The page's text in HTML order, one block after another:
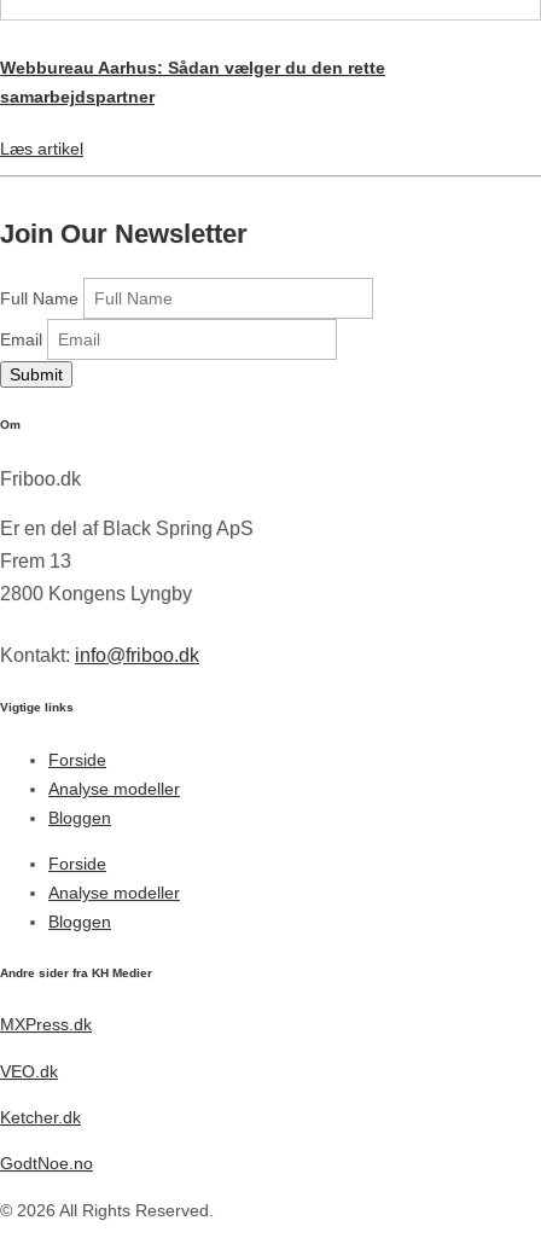
Webbureau Aarhus: Sådan vælger du den rette
samarbejdspartner
Læs artikel
Join Our Newsletter
Full Name
Email
Submit
Om
Friboo.dk
Er en del af Black Spring ApS
Frem 13
2800 Kongens Lyngby
Kontakt: info@friboo.dk
Vigtige links
Forside
Analyse modeller
Bloggen
Forside
Analyse modeller
Bloggen
Andre sider fra KH Medier
MXPress.dk
VEO.dk
Ketcher.dk
GodtNoe.no
© 2026 All Rights Reserved.